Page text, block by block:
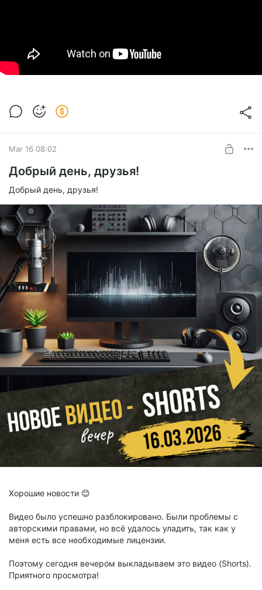
Mar 16 08:02
Добрый день, друзья!
Добрый день, друзья!
Хорошие новости 😊
Видео было успешно разблокировано. Были проблемы с
авторскими правами, но всё удалось уладить, так как у
меня есть все необходимые лицензии.
Поэтому сегодня вечером выкладываем это видео (Shorts).
Приятного просмотра!